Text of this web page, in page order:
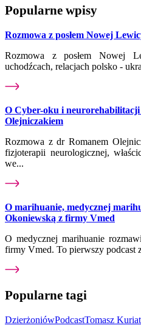
Popularne wpisy
Rozmowa z posłem Nowej
Rozmowa z posłem Nowej
uchodźcach, relacjach polsko -
O Cyber-oku i
Olejniczakiem
Rozmowa z dr Romanem
fizjoterapii neurologicznej,
we...
O marihuanie, medycznej
Okoniewską z firmy Vmed
O medycznej marihuanie
firmy Vmed. To pierwszy podcast
Popularne tagi
DzierżoniówPodcastTomasz